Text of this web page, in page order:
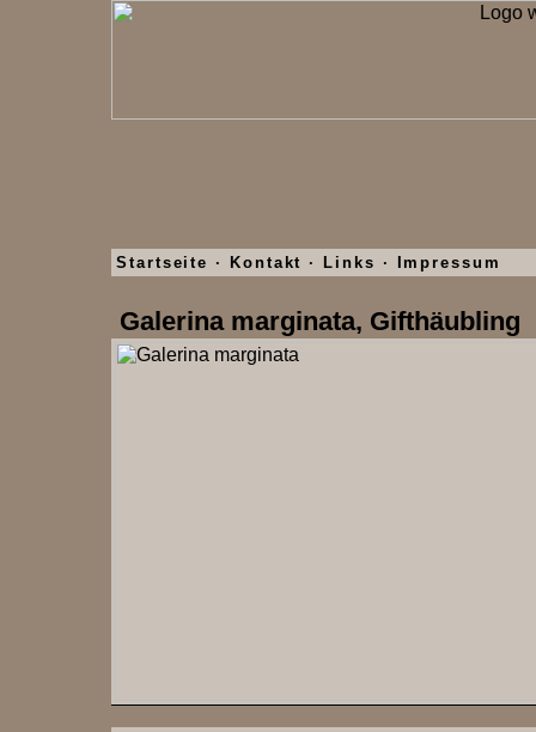
Startseite · Kontakt · Links · Impressum
Galerina marginata, Gifthäubling